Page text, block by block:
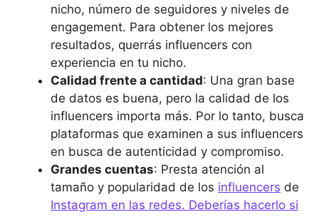
nicho, número de seguidores y niveles de
engagement. Para obtener los mejores
resultados, querrás influencers con
experiencia en tu nicho.
Calidad frente a cantidad: Una gran base
de datos es buena, pero la calidad de los
influencers importa más. Por lo tanto, busca
plataformas que examinen a sus influencers
en busca de autenticidad y compromiso.
Grandes cuentas: Presta atención al
tamaño y popularidad de los influencers de
Instagram en las redes. Deberías hacerlo si